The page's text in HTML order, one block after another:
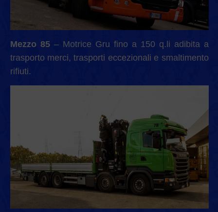
Mezzo 85– Motrice Gru fino a 150 q.li adibita a
trasporto merci, trasporti eccezionali e smaltimento
rifiuti.